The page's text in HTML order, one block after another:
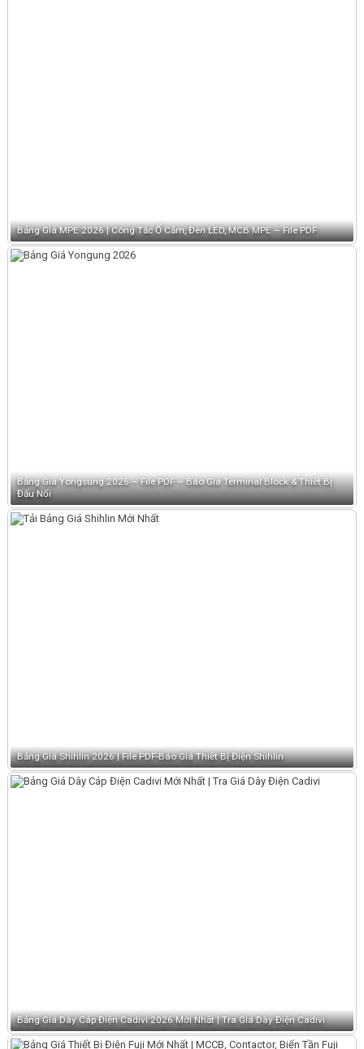
Bảng Giá MPE 2026 | Công Tắc Ổ Cắm, Đèn LED, MCB MPE – File PDF
Bảng Giá Yongsung 2026 – File PDF – Báo Giá Terminal Block & Thiết Bị
Đấu Nối
Bảng Giá Shihlin 2026 | File PDF-Báo Giá Thiết Bị Điện Shihlin
Bảng Giá Dây Cáp Điện Cadivi 2026 Mới Nhất | Tra Giá Dây Điện Cadivi